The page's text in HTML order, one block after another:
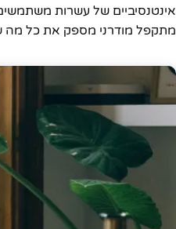
אינטנסיביים של עשרות
מתקפל מודרני מספק את כל מה